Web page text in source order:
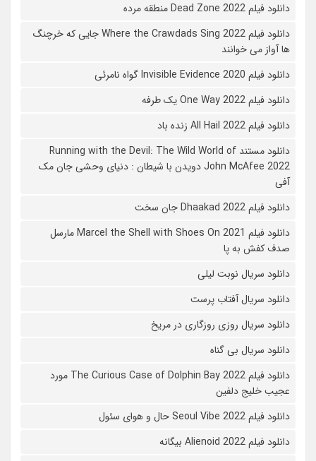
دانلود فیلم 2022 Dead Zone منطقه مرده
دانلود فیلم Where the Crawdads Sing 2022 جایی که خرچنگ
ها آواز می خوانند
دانلود فیلم 2020 Invisible Evidence گواه نامرئی
دانلود فیلم One Way 2022 یک طرفه
دانلود فیلم All Hail 2022 زنده باد
دانلود مستند Running with the Devil: The Wild World of
John McAfee 2022 دویدن با شیطان : دنیای وحشی جان مک
آفی
دانلود فیلم Dhaakad 2022 جان سخت
دانلود فیلم Marcel the Shell with Shoes On 2021 مارسل
صدف کفش به پا
دانلود سریال نوبت لیلی
دانلود سریال آفتاب پرست
دانلود سریال روزی روزگاری در مریخ
دانلود سریال بی گناه
دانلود فیلم The Curious Case of Dolphin Bay 2022 مورد
عجیب خلیج دلفین
دانلود فیلم Seoul Vibe 2022 حال و هوای سئول
دانلود فیلم Alienoid 2022 بیگانه